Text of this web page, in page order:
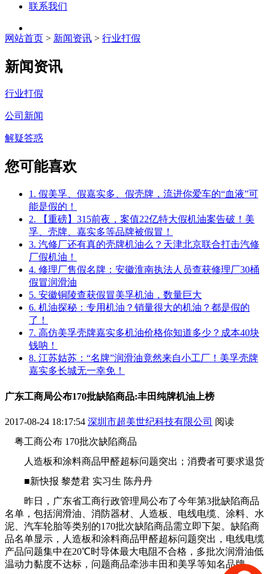
联系我们
网站首页 > 新闻资讯 > 行业打假
新闻资讯
行业打假
公司新闻
解疑答惑
您可能喜欢
1. 假美孚、假嘉实多、假壳牌，流进你爱车的“血液”可
能是假的！
2. 【重磅】315前夜，案值22亿特大假机油案告破！美
孚、壳牌、嘉实多等品牌被假冒！
3. 汽修厂还有真的壳牌机油么？天津北京联合打击汽修
厂假机油！
4. 修理厂售假名牌：安徽淮南执法人员查获修理厂30桶
假冒润滑油
5. 安徽铜陵查获假冒美孚机油，数量巨大
6. 机油探秘：专用机油？销量很大的机油？都是假的
了！
7. 高仿美孚壳牌嘉实多机油价格你知道多少？成本40块
钱呐！
8. 江苏姑苏：“名牌”润滑油竟然来自小工厂！美孚壳牌
嘉实多长城无一幸免！
广东工商局公布170批缺陷商品:丰田纯牌机油上榜
2017-08-24 18:17:54 深圳市超美世纪科技有限公司 阅读
粤工商公布 170批次缺陷商品
人造板和涂料商品甲醛超标问题突出；消费者可要求退货
■新快报 黎楚君 实习生 陈丹丹
昨日，广东省工商行政管理局公布了今年第3批缺陷商品
名单，包括润滑油、消防器材、人造板、电线电缆、涂料、水
泥、汽车轮胎等类别的170批次缺陷商品需立即下架。缺陷商
品名单显示，人造板和涂料商品甲醛超标问题突出，电线电缆
产品问题集中在20℃时导体最大电阻不合格，多批次润滑油低
温动力黏度不达标，问题商品牵涉丰田和美孚等知名品牌。